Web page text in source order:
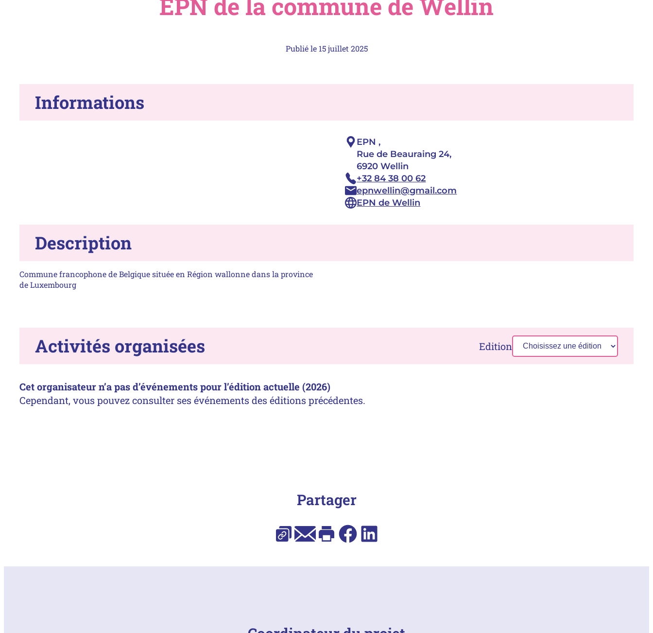
EPN de la commune de Wellin
Publié le 15 juillet 2025
Informations
Adresse :
EPN ,
Rue de Beauraing 24,
6920 Wellin
Téléphone :
+32 84 38 00 62
Email :
epnwellin@gmail.com
Site :EPN de Wellin
Description
Commune francophone de Belgique située en Région wallonne dans la province
de Luxembourg
Activités organisées Edition
Cet organisateur n’a pas d’événements pour l’édition actuelle (2026)
Cependant, vous pouvez consulter ses événements des éditions précédentes.
Partager
Copier l’URLE-mailImprimerFacebookLinkedIn